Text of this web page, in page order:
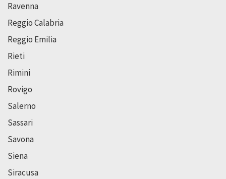
Ravenna
Reggio Calabria
Reggio Emilia
Rieti
Rimini
Rovigo
Salerno
Sassari
Savona
Siena
Siracusa